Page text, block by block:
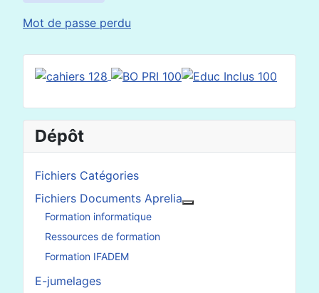
Mot de passe perdu
Dépôt
Fichiers Catégories
Fichiers Documents Aprelia
Formation informatique
Ressources de formation
Formation IFADEM
E-jumelages